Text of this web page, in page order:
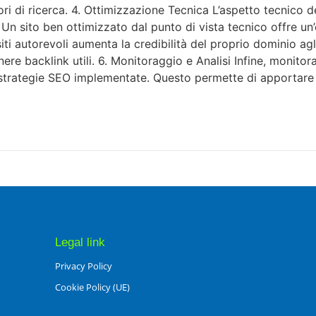
ricerca. 4. Ottimizzazione Tecnica L’aspetto tecnico
sito ben ottimizzato dal punto di vista tecnico offre
autorevoli aumenta la credibilità del proprio dominio
backlink utili. 6. Monitoraggio e Analisi Infine,
SEO implementate. Questo permette di
Legal link
Privacy Policy
Cookie Policy (UE)